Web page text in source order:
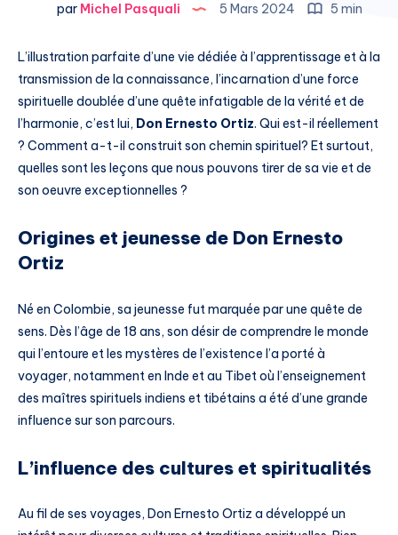
parMichel Pasquali 5 Mars 2024 5 min
L’illustration parfaite d’une vie dédiée à l’apprentissage et à la
transmission de la connaissance, l’incarnation d’une force
spirituelle doublée d’une quête infatigable de la vérité et de
l’harmonie, c’est lui, Don Ernesto Ortiz. Qui est-il réellement
? Comment a-t-il construit son chemin spirituel? Et surtout,
quelles sont les leçons que nous pouvons tirer de sa vie et de
son oeuvre exceptionnelles ?
Origines et jeunesse de Don Ernesto
Ortiz
Né en Colombie, sa jeunesse fut marquée par une quête de
sens. Dès l’âge de 18 ans, son désir de comprendre le monde
qui l’entoure et les mystères de l’existence l’a porté à
voyager, notamment en Inde et au Tibet où l’enseignement
des maîtres spirituels indiens et tibétains a été d’une grande
influence sur son parcours.
L’influence des cultures et spiritualités
Au fil de ses voyages, Don Ernesto Ortiz a développé un